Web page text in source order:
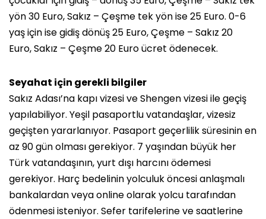
yön 30 Euro, Sakız – Çeşme tek yön ise 25 Euro. 0-6
yaş için ise gidiş dönüş 25 Euro, Çeşme – Sakız 20
Euro, Sakız – Çeşme 20 Euro ücret ödenecek.
Seyahat için gerekli bilgiler
Sakız Adası’na kapı vizesi ve Shengen vizesi ile geçiş
yapılabiliyor. Yeşil pasaportlu vatandaşlar, vizesiz
geçişten yararlanıyor. Pasaport geçerlilik süresinin en
az 90 gün olması gerekiyor. 7 yaşından büyük her
Türk vatandaşının, yurt dışı harcını ödemesi
gerekiyor. Harç bedelinin yolculuk öncesi anlaşmalı
bankalardan veya online olarak yolcu tarafından
ödenmesi isteniyor. Sefer tarifelerine ve saatlerine